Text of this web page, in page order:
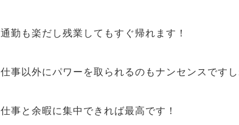
通勤も楽だし残業してもすぐ帰れます！
仕事以外にパワーを取られるのもナンセンスですし
仕事と余暇に集中できれば最高です！